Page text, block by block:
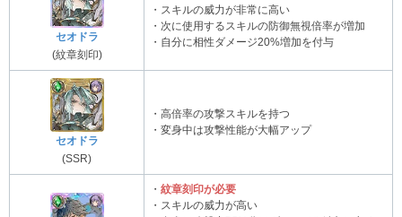
セオドラ
(紋章刻印)
・スキルの威力が非常に高い
・次に使用するスキルの防御無視倍率が増加
・自分に相性ダメージ20%増加を付与
セオドラ
(SSR)
・高倍率の攻撃スキルを持つ
・変身中は攻撃性能が大幅アップ
・ 紋章刻印が必要
・スキルの威力が高い